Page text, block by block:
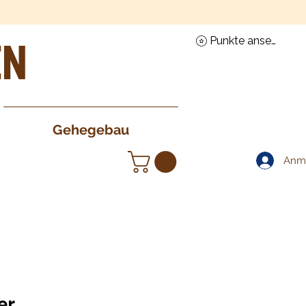
Punkte ansehen
Gehegebau